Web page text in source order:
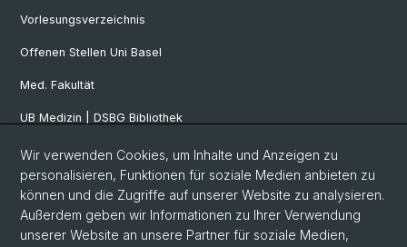
Vorlesungsverzeichnis
Offenen Stellen Uni Basel
Med. Fakultät
UB Medizin | DSBG Bibliothek
Social Media
Facebook
Wir verwenden Cookies, um Inhalte und Anzeigen zu
personalisieren, Funktionen für soziale Medien anbieten zu
können und die Zugriffe auf unserer Website zu analysieren.
Außerdem geben wir Informationen zu Ihrer Verwendung
unserer Website an unsere Partner für soziale Medien,